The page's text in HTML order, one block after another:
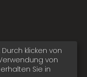
klicken von
von
Sie in